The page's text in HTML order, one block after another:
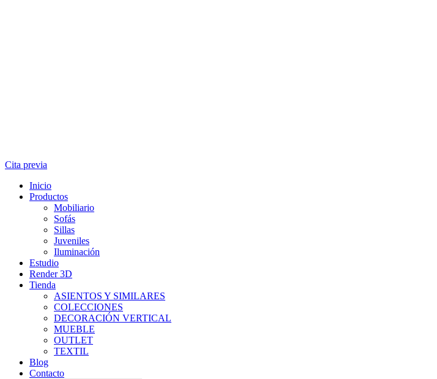
Cita previa
Inicio
Productos
Mobiliario
Sofás
Sillas
Juveniles
Iluminación
Estudio
Render 3D
Tienda
ASIENTOS Y SIMILARES
COLECCIONES
DECORACIÓN VERTICAL
MUEBLE
OUTLET
TEXTIL
Blog
Contacto